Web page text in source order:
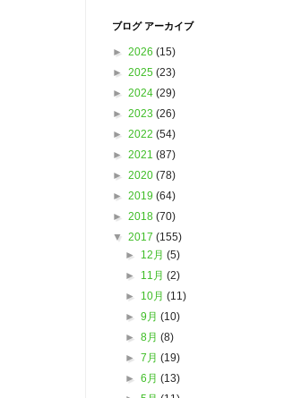
ブログ アーカイブ
► 2026 (15)
► 2025 (23)
► 2024 (29)
► 2023 (26)
► 2022 (54)
► 2021 (87)
► 2020 (78)
► 2019 (64)
► 2018 (70)
▼ 2017 (155)
► 12月(5)
► 11月(2)
► 10月(11)
►9月(10)
►8月(8)
►7月(19)
►6月(13)